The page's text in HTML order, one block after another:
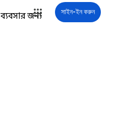
সাইন-ইন করুন
ব্যবসার জন্য সাইন-ইন করুন